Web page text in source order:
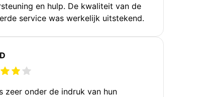
en hulp. De kwaliteit van de
service was werkelijk uitstekend.
zeer onder de indruk van hun